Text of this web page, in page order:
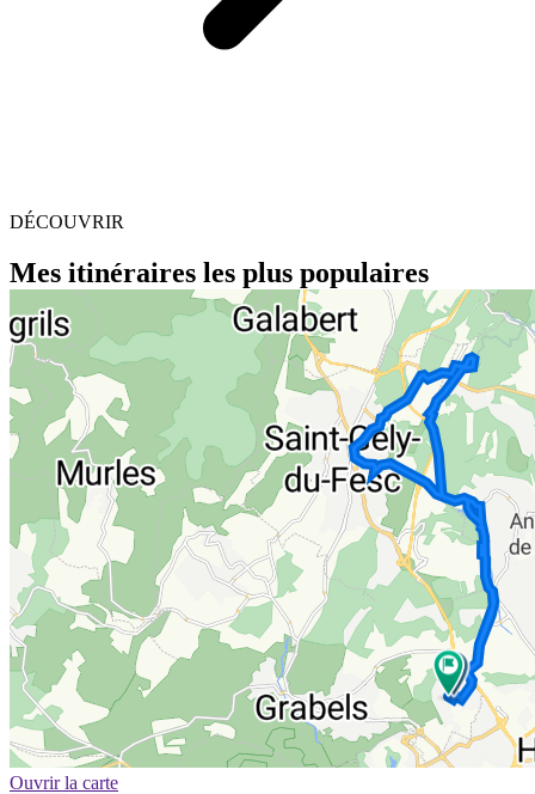
DÉCOUVRIR
Mes itinéraires les plus populaires
Ouvrir la carte